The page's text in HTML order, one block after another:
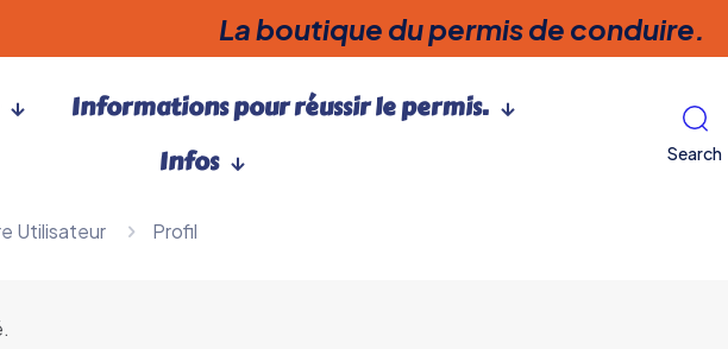
La boutique du permis de conduire.
Informations pour réussir le permis.
Infos
Search
Utilisateur Profil